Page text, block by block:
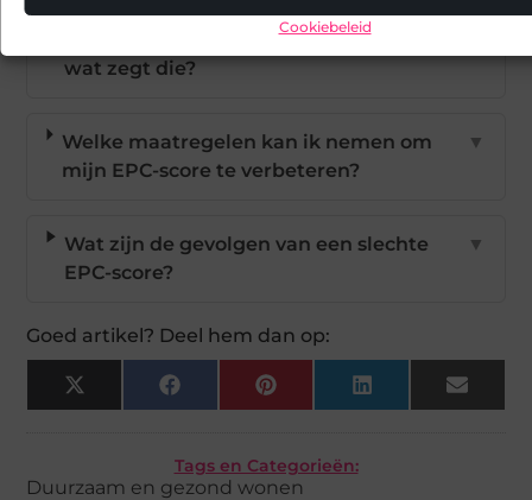
Cookiebeleid
Hoe wordt de EPC-score berekend en
wat zegt die?
Welke maatregelen kan ik nemen om
mijn EPC-score te verbeteren?
▼
Wat zijn de gevolgen van een slechte
EPC-score?
▼
Goed artikel? Deel hem dan op:
X
(Twitter)
FacebookPinterestLinkedIn Email
Tags en Categorieën:
Duurzaam en gezond wonen